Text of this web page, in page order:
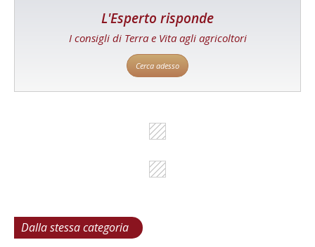
L'Esperto risponde
I consigli di Terra e Vita agli agricoltori
Cerca adesso
Dalla stessa categoria